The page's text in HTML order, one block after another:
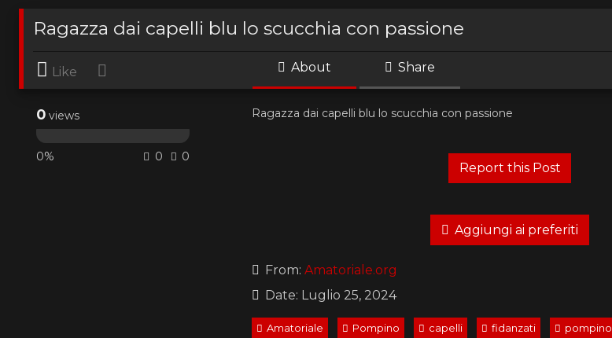
Ragazza dai capelli blu lo scucchia con passione
Like About Share
0 views
0% 0 0
Ragazza dai capelli blu lo scucchia con passione
Aggiungi ai preferiti
From: Amatoriale.org
Date: Luglio 25, 2024
Amatoriale Pompino capelli fidanzati pompino